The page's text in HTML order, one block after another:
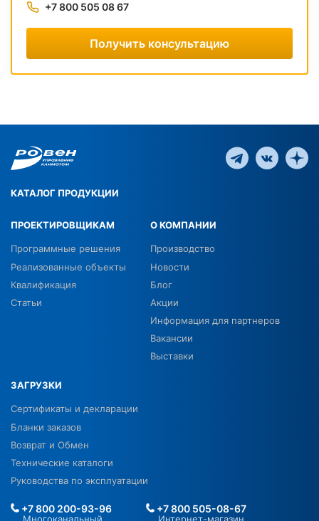
+7 800 505 08 67
Получить консультацию
КАТАЛОГ ПРОДУКЦИИ
ПРОЕКТИРОВЩИКАМ
Программные решения
Реализованные объекты
Квалификация
Статьи
О КОМПАНИИ
Производство
Новости
Блог
Акции
Информация для партнеров
Вакансии
Выставки
ЗАГРУЗКИ
Сертификаты и декларации
Бланки заказов
Возврат и Обмен
Технические каталоги
Руководства по эксплуатации
+7 800 200-93-96 +7 800 505-08-67